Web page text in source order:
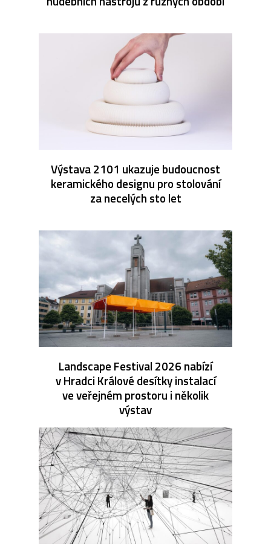
Výstava 2101 ukazuje budoucnost
keramického designu pro stolování
za necelých sto let
Landscape Festival 2026 nabízí
v Hradci Králové desítky instalací
ve veřejném prostoru i několik
výstav